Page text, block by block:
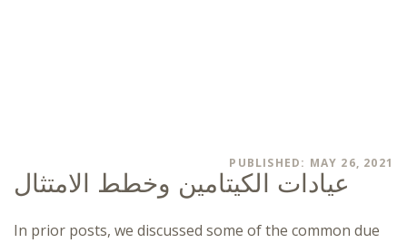
PUBLISHED: MAY 26, 2021
عيادات الكيتامين وخطط الامتثال
In prior posts, we discussed some of the common due